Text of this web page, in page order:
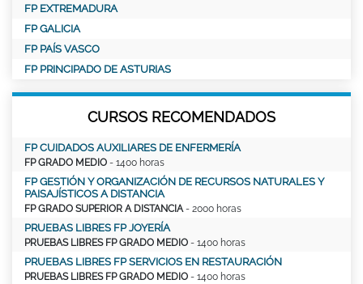
FP EXTREMADURA
FP GALICIA
FP PAÍS VASCO
FP PRINCIPADO DE ASTURIAS
CURSOS RECOMENDADOS
FP CUIDADOS AUXILIARES DE ENFERMERÍA
FP GRADO MEDIO - 1400 horas
FP GESTIÓN Y ORGANIZACIÓN DE RECURSOS NATURALES Y
PAISAJÍSTICOS A DISTANCIA
FP GRADO SUPERIOR A DISTANCIA- 2000 horas
PRUEBAS LIBRES FP JOYERÍA
PRUEBAS LIBRES FP GRADO MEDIO - 1400 horas
PRUEBAS LIBRES FP SERVICIOS EN RESTAURACIÓN
PRUEBAS LIBRES FP GRADO MEDIO - 1400 horas